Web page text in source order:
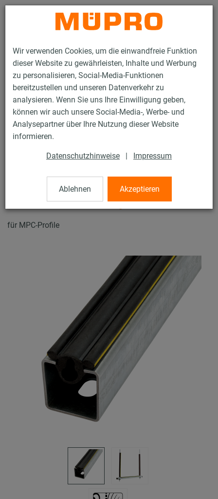
Wir verwenden Cookies, um die einwandfreie Funktion
dieser Website zu gewährleisten, Inhalte und Werbung
zu personalisieren, Social-Media-Funktionen
bereitzustellen und unseren Datenverkehr zu
analysieren. Wenn Sie uns Ihre Einwilligung geben,
können wir auch unsere Social-Media-, Werbe- und
Analysepartner über Ihre Nutzung dieser Website
informieren.
Datenschutzhinweise | Impressum
Ablehnen Akzeptieren
Kontakt
Produkte Befestigungstechnik
Lüftungsbefestigung
Edelstahlprodukte für die Lüftungsbefestigung
DÄMMGULAST® Schienenprofile
DÄMMGULAST®
Schienenprofile
für MPC-Profile